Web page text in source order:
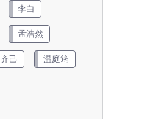
李白
孟浩然
齐己 温庭筠